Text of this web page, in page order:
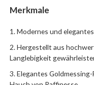
Merkmale
1. Modernes und
2. Hergestellt aus
Langlebigkeit
3. Elegantes